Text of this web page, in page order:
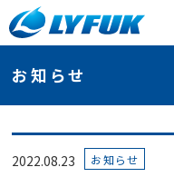
お知らせ
2022.08.23 お知らせ